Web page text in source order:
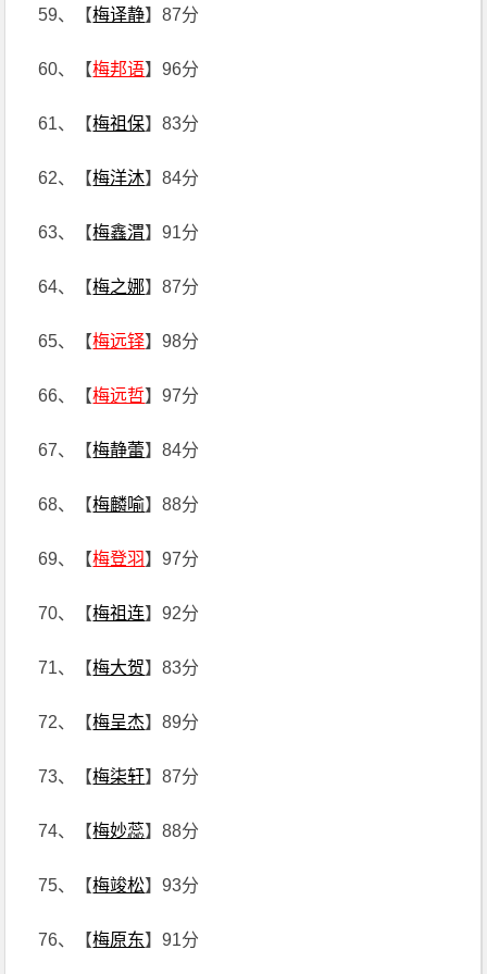
59、【梅译静】87分
60、【梅邦语】96分
61、【梅祖保】83分
62、【梅洋沐】84分
63、【梅鑫渭】91分
64、【梅之娜】87分
65、【梅远铎】98分
66、【梅远哲】97分
67、【梅静蕾】84分
68、【梅麟喻】88分
69、【梅登羽】97分
70、【梅祖连】92分
71、【梅大贺】83分
72、【梅呈杰】89分
73、【梅柒轩】87分
74、【梅妙蕊】88分
75、【梅竣松】93分
76、【梅原东】91分